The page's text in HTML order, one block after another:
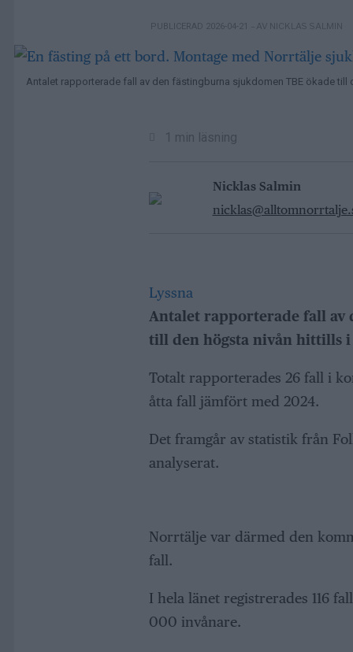
PUBLICERAD 2026-04-21 – AV NICKLAS SALMIN
Antalet rapporterade fall av den fästingburna sjukdomen TBE ökade till
1 min läsning
Nicklas Salmin
Lyssna
Antalet rapporterade fall av
till den högsta nivån hittills
Totalt rapporterades 26 fall i
åtta fall jämfört med 2024.
Det framgår av statistik från
analyserat.
Norrtälje var därmed den
fall.
I hela länet registrerades 116
000 invånare.